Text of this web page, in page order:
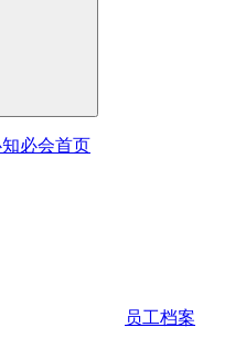
必会首页
员工档案